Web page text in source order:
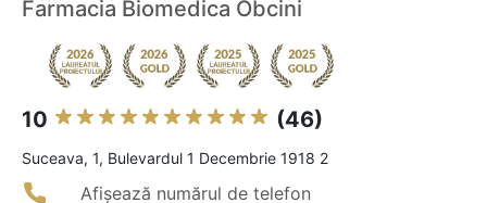
Farmacia Biomedica Obcini
10 (46)
Suceava, 1, Bulevardul 1 Decembrie 1918 2
Afișează numărul de telefon